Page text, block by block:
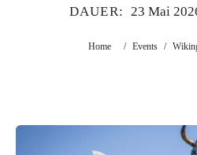
DAUER: 23 Mai
Home / Events /